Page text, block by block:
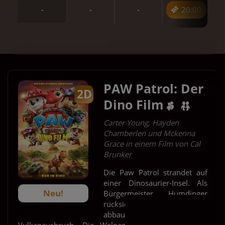
- - - 20:00
2D
Neu!
PAW Patrol: Der
Dino Film
Carter Young, Hayden
Chamberlen und Mckenna
Grace in einem Film von Cal
Brunker
Die Paw Patrol strandet auf
einer Dinosaurier-Insel. Als
Bürgermeister Humdinger
rücksichtslos Ressourcen
abbaut, droht ein